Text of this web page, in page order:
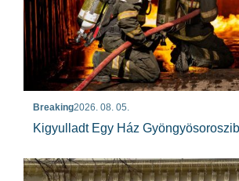
Breaking2026. 08. 05.
Kigyulladt Egy Ház